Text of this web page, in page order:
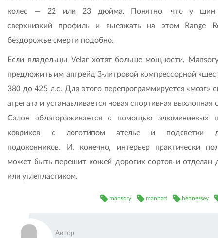
колес — 22 или 23 дюйма. Понятно, что у шин
сверхнизкий профиль и выезжать на этом Range
бездорожье смерти подобно.
Если владельцы Velar хотят больше мощности,
предложить им апгрейд 3-литровой компрессорной
380 до 425 л.с. Для этого перепрограммируется «мозг»
агрегата и устанавливается новая спортивная выхлопная
Салон облагораживается с помощью алюминиевых
ковриков с логотипом ателье и подсветки
подоконников. И, конечно, интерьер практически
может быть перешит кожей дорогих сортов и отделан
или углепластиком.
hennessey
manhart
mansory
Автор